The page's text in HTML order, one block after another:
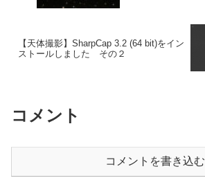
【天体撮影】SharpCap 3.2 (64 bit)をイン
ストールしました その２
コメント
コメントを書き込む